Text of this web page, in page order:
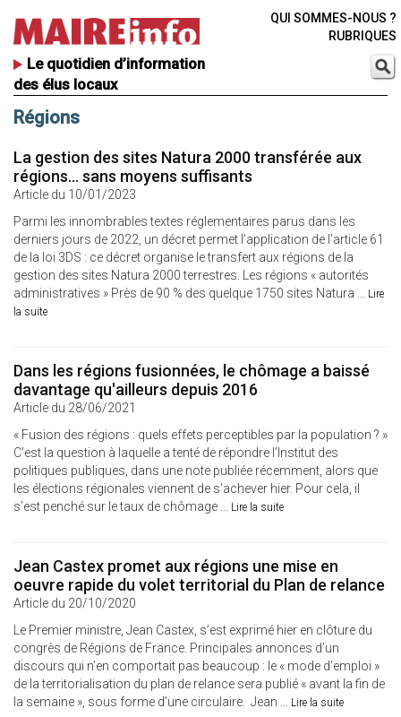
Le quotidien d’information
des élus locaux
QUI SOMMES-NOUS ?
RUBRIQUES
Régions
La gestion des sites Natura 2000 transférée aux
régions... sans moyens suffisants
Article du 10/01/2023
Parmi les innombrables textes réglementaires parus dans les
derniers jours de 2022, un décret permet l’application de l’article 61
de la loi 3DS : ce décret organise le transfert aux régions de la
gestion des sites Natura 2000 terrestres. Les régions « autorités
administratives » Près de 90 % des quelque 1750 sites Natura ... Lire
la suite
Dans les régions fusionnées, le chômage a baissé
davantage qu'ailleurs depuis 2016
Article du 28/06/2021
« Fusion des régions : quels effets perceptibles par la population ? »
C’est la question à laquelle a tenté de répondre l’Institut des
politiques publiques, dans une note publiée récemment, alors que
les élections régionales viennent de s’achever hier. Pour cela, il
s’est penché sur le taux de chômage ... Lire la suite
Jean Castex promet aux régions une mise en
oeuvre rapide du volet territorial du Plan de relance
Article du 20/10/2020
Le Premier ministre, Jean Castex, s’est exprimé hier en clôture du
congrès de Régions de France. Principales annonces d’un
discours qui n’en comportait pas beaucoup : le « mode d’emploi »
de la territorialisation du plan de relance sera publié « avant la fin de
la semaine », sous forme d’une circulaire. Jean ... Lire la suite